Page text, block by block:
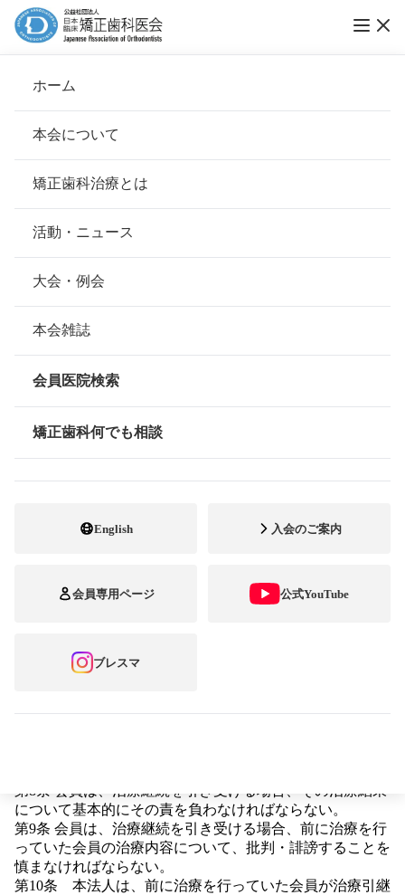
ホーム
本会について
会長挨拶
基本理念
組織について
本会の歴史
情報公開
矯正歯科治療とは
安心して治療を受けていただくための「6つの指針」
安心できる矯正歯科治療契約のための「7つの提言」
矯正歯科治療について
活動・ニュース
大会・例会
本会雑誌
会員医院検索
矯正歯科何でも相談
English 入会のご案内
会員専用ページ 公式YouTube
ブレスマ
矯正歯科患者の矯正歯科医変更に関する規程
会則
ホーム 本会について
公益社団法人日本臨床矯正歯科医会
矯正歯科患者の矯正歯科医変更に関す
る規程
第1条 本規程は矯正歯科患者が矯正歯科医を変更（以下、
転医とする）する際、円滑に治療継続されることを目的と
し、公益社団法人日本臨床矯正歯科医会（以下、「本法
人」という）倫理規程第1条に記載する「最良の医療を提
供」するために定める。
第2条 本法人に所属する会員（以下、会員とする）は、矯
や会員以外の矯正歯科医に対しても、できるだけこれに準
第3条 会員は、転居の可能性のある患者において、矯正歯
第4条 会員は、患者が転医するにあたって、あらかじめ治
療継続について、これから紹介する会員に連絡を行い、そ
れから紹介する会員に提供しなければならない。
第6条 会員は、紹介を受ける場合、原則として治療継続を
第7条 会員は、治療継続を引き受ける場合、今後の治療方
第8条 会員は、治療継続を引き受ける場合、その治療結果
について基本的にその責を負わなければならない。
第9条 会員は、治療継続を引き受ける場合、前に治療を行
っていた会員の治療内容について、批判・誹謗することを
慎まなければならない。
第10条 本法人は、前に治療を行っていた会員が治療引継